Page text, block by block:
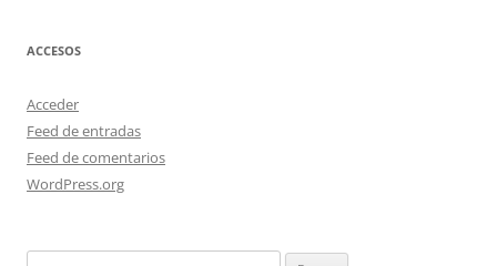
ACCESOS
Acceder
Feed de entradas
Feed de comentarios
WordPress.org